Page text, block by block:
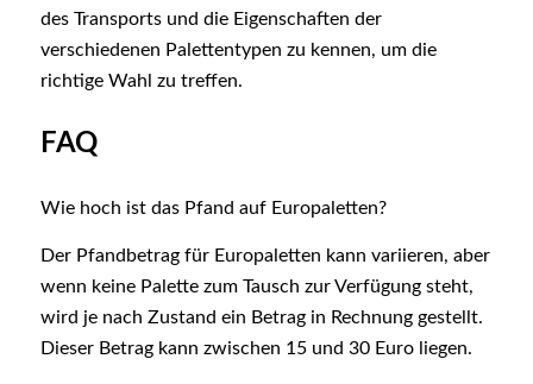
des Transports und die Eigenschaften der
verschiedenen Palettentypen zu kennen, um die
richtige Wahl zu treffen.
FAQ
Wie hoch ist das Pfand auf Europaletten?
Der Pfandbetrag für Europaletten kann variieren, aber
wenn keine Palette zum Tausch zur Verfügung steht,
wird je nach Zustand ein Betrag in Rechnung gestellt.
Dieser Betrag kann zwischen 15 und 30 Euro liegen.